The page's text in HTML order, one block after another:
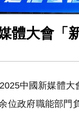
丨外交部回應特
體大會「
中國新媒體大
位政府職能部門